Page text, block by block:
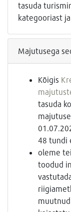
tasuda
kategooriast
Majutusega
Kõigis
tasuda
48 tundi
oleme
toodud